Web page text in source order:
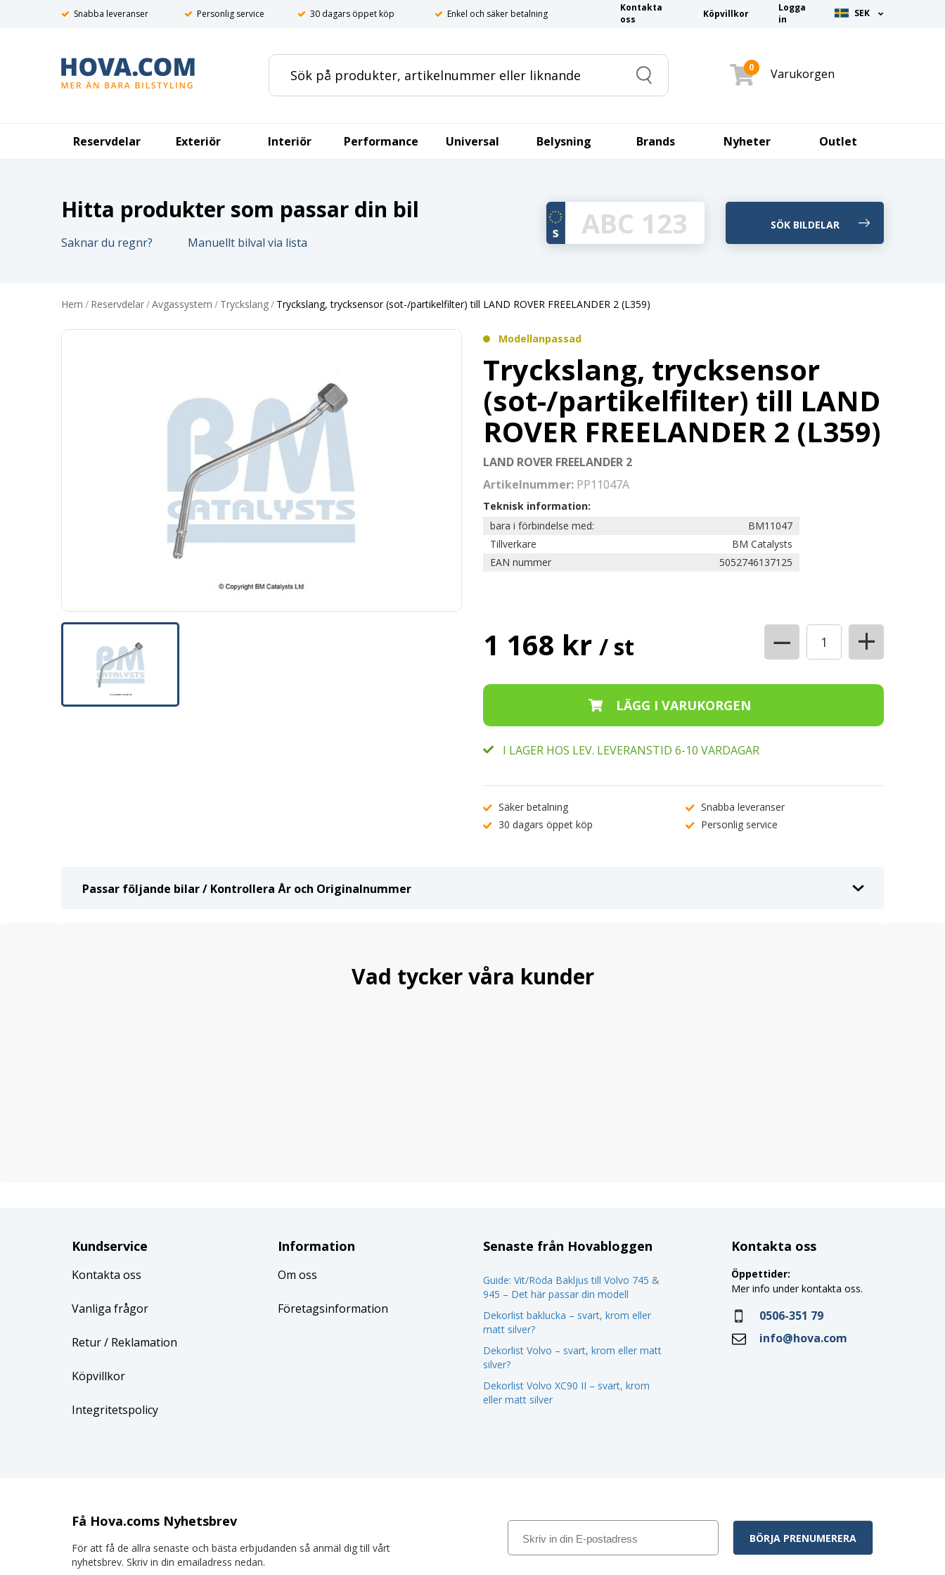
Snabba leveranser Personlig service 30 dagars öppet köp Enkel och säker betalning
Kontakta
oss
Köpvillkor
Logga
in
SEK
Search
0 Varukorgen
Reservdelar Exteriör Interiör Performance Universal Belysning Brands Nyheter Outlet
Hitta produkter som passar din bil
Saknar du regnr? Manuellt bilval via lista
Hem / Reservdelar/Avgassystem / Tryckslang/ Tryckslang, trycksensor (sot-/partikelfilter) till LAND ROVER FREELANDER 2 (L359)
Modellanpassad
Tryckslang, trycksensor
(sot-/partikelfilter) till LAND
ROVER FREELANDER 2 (L359)
LAND ROVER FREELANDER 2
Artikelnummer: PP11047A
Teknisk information:
bara i förbindelse med:
BM11047
Tillverkare
BM Catalysts
EAN nummer
5052746137125
1 168 kr / st − +
I LAGER HOS LEV. LEVERANSTID 6-10 VARDAGAR
Säker betalning
Snabba leveranser
30 dagars öppet köp
Personlig service
Passar följande bilar / Kontrollera År och Originalnummer
Vad tycker våra kunder
Kundservice
Kontakta oss
Vanliga frågor
Retur/ Reklamation
Köpvillkor
Integritetspolicy
Information
Om oss
Företagsinformation
Senaste från Hovabloggen
Guide: Vit/Röda Bakljus till Volvo 745 &
945 – Det här passar din modell
Dekorlist baklucka – svart, krom eller
matt silver?
Dekorlist Volvo – svart, krom eller matt
silver?
Dekorlist Volvo XC90 II – svart, krom
eller matt silver
Kontakta oss
Öppettider:
Mer info under kontakta oss.
0506-351 79
info@hova.com
Få Hova.coms Nyhetsbrev
För att få de allra senaste och bästa erbjudanden så anmäl dig till vårt
nyhetsbrev. Skriv in din emailadress nedan.